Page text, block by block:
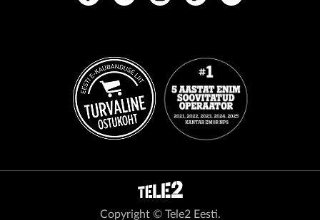
Copyright © Tele2 Eesti.